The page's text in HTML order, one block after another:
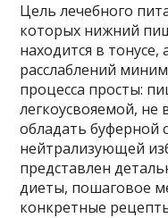
Цель лечебного
которых нижний
находится в тонусе,
расслаблений
процесса просты:
легкоусвояемой,
обладать буферной
нейтрализующей
представлен
диеты, пошаговое
конкретные